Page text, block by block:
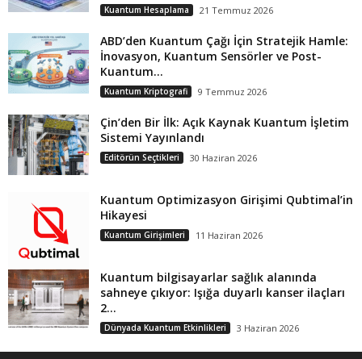
Kuantum Hesaplama 21 Temmuz 2026
ABD’den Kuantum Çağı İçin Stratejik Hamle:
İnovasyon, Kuantum Sensörler ve Post-
Kuantum...
Kuantum Kriptografi 9 Temmuz 2026
Çin’den Bir İlk: Açık Kaynak Kuantum İşletim
Sistemi Yayınlandı
Editörün Seçtikleri 30 Haziran 2026
Kuantum Optimizasyon Girişimi Qubtimal’in
Hikayesi
Kuantum Girişimleri 11 Haziran 2026
Kuantum bilgisayarlar sağlık alanında
sahneye çıkıyor: Işığa duyarlı kanser ilaçları
2...
Dünyada Kuantum Etkinlikleri 3 Haziran 2026